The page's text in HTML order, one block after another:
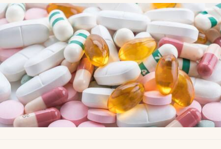
Mediakit
abre en nueva pestaña
México